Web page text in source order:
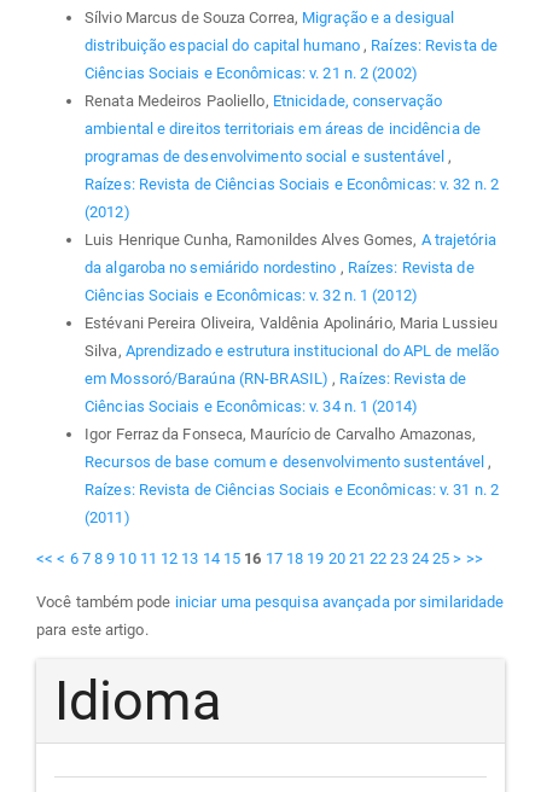
Sílvio Marcus de Souza Correa, Migração e a desigual
distribuição espacial do capital humano , Raízes: Revista de
Ciências Sociais e Econômicas: v. 21 n. 2 (2002)
Renata Medeiros Paoliello, Etnicidade, conservação
ambiental e direitos territoriais em áreas de incidência de
programas de desenvolvimento social e sustentável ,
Raízes: Revista de Ciências Sociais e Econômicas: v. 32 n. 2
(2012)
Luis Henrique Cunha, Ramonildes Alves Gomes, A trajetória
da algaroba no semiárido nordestino , Raízes: Revista de
Ciências Sociais e Econômicas: v. 32 n. 1 (2012)
Estévani Pereira Oliveira, Valdênia Apolinário, Maria Lussieu
Silva, Aprendizado e estrutura institucional do APL de melão
em Mossoró/Baraúna (RN-BRASIL) , Raízes: Revista de
Ciências Sociais e Econômicas: v. 34 n. 1 (2014)
Igor Ferraz da Fonseca, Maurício de Carvalho Amazonas,
Recursos de base comum e desenvolvimento sustentável ,
Raízes: Revista de Ciências Sociais e Econômicas: v. 31 n. 2
(2011)
<< < 6 7 8 9 10 11 12 13 14 15 16 17 18 19 20 21 22 23 24 25 > >>
Você também pode iniciar uma pesquisa avançada por similaridade
para este artigo.
Idioma